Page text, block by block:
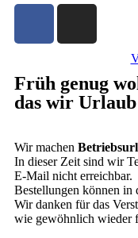
Früh genug
das wir
Wir machen
In dieser Zeit sind wir
E-Mail nicht erreichbar.
Bestellungen können in
Wir danken für das
wie gewöhnlich wieder